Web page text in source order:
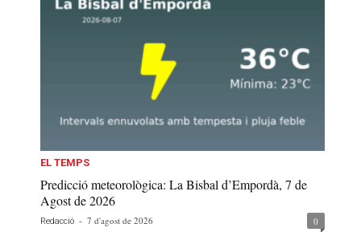
EL TEMPS
Predicció meteorològica: La Bisbal d’Empordà, 7 de
Agost de 2026
Redacció - 7 d'agost de 2026 0